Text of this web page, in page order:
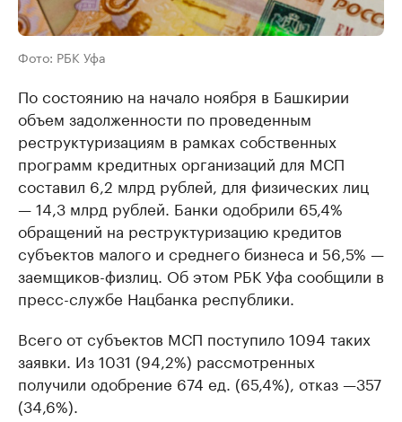
Фото: РБК Уфа
По состоянию на начало ноября в Башкирии
объем задолженности по проведенным
реструктуризациям в рамках собственных
программ кредитных организаций для МСП
составил 6,2 млрд рублей, для физических лиц
— 14,3 млрд рублей. Банки одобрили 65,4%
обращений на реструктуризацию кредитов
субъектов малого и среднего бизнеса и 56,5% —
заемщиков-физлиц. Об этом РБК Уфа сообщили в
пресс-службе Нацбанка республики.
Всего от субъектов МСП поступило 1094 таких
заявки. Из 1031 (94,2%) рассмотренных
получили одобрение 674 ед. (65,4%), отказ —357
(34,6%).